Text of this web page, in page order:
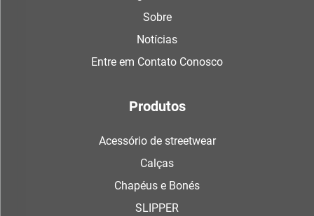
Sobre
Notícias
Entre em Contato Conosco
Produtos
Acessório de streetwear
Calças
Chapéus e Bonés
SLIPPER